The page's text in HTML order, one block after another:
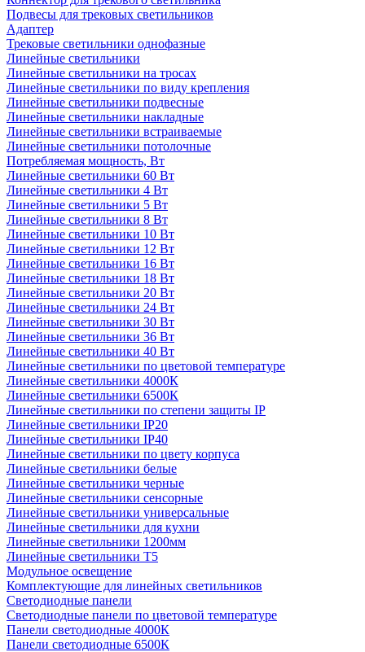
Подвесы для трековых светильников
Адаптер
Трековые светильники однофазные
Линейные светильники
Линейные светильники на тросах
Линейные светильники по виду крепления
Линейные светильники подвесные
Линейные светильники накладные
Линейные светильники встраиваемые
Линейные светильники потолочные
Потребляемая мощность, Вт
Линейные светильники 60 Вт
Линейные светильники 4 Вт
Линейные светильники 5 Вт
Линейные светильники 8 Вт
Линейные светильники 10 Вт
Линейные светильники 12 Вт
Линейные светильники 16 Вт
Линейные светильники 18 Вт
Линейные светильники 20 Вт
Линейные светильники 24 Вт
Линейные светильники 30 Вт
Линейные светильники 36 Вт
Линейные светильники 40 Вт
Линейные светильники по цветовой температуре
Линейные светильники 4000К
Линейные светильники 6500К
Линейные светильники по степени защиты IP
Линейные светильники IP20
Линейные светильники IP40
Линейные светильники по цвету корпуса
Линейные светильники белые
Линейные светильники черные
Линейные светильники сенсорные
Линейные светильники универсальные
Линейные светильники для кухни
Линейные светильники 1200мм
Линейные светильники Т5
Модульное освещение
Комплектующие для линейных светильников
Светодиодные панели
Светодиодные панели по цветовой температуре
Панели светодиодные 4000К
Панели светодиодные 6500К